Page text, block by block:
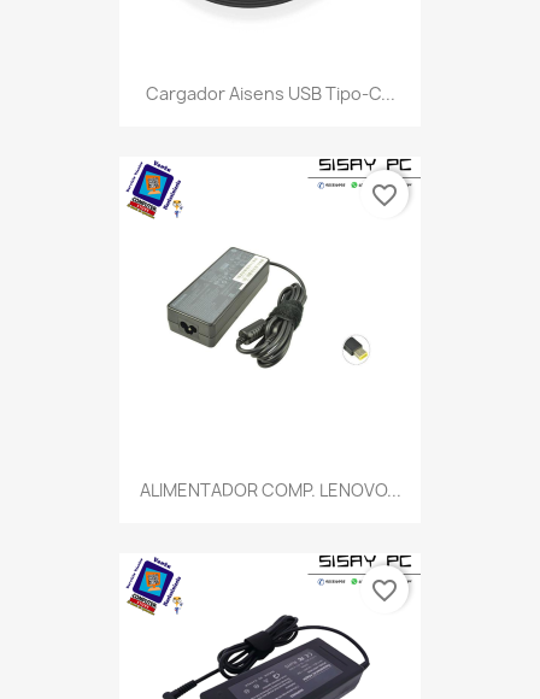
Cargador Aisens USB Tipo-C...
ALIMENTADOR COMP. LENOVO...
favorite_border
favorite_border